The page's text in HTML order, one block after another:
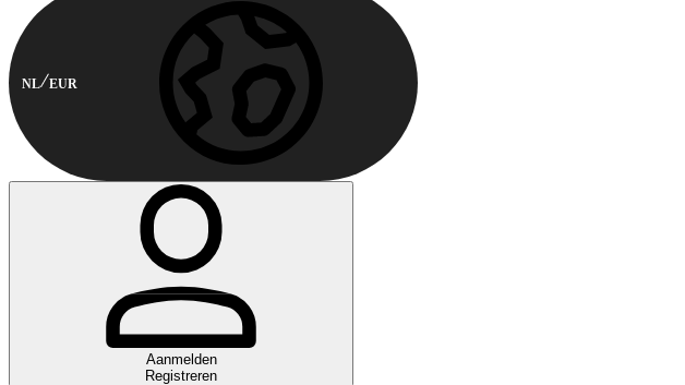
NL EUR
Aanmelden
Registreren